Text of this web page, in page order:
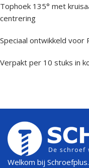
Tophoek 135° met
centrering
Speciaal ontwikkeld voor
Verpakt per 10 stuks in
Welkom bij